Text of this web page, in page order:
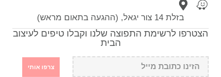
בזלת 14 צור יגאל, (ההגעה בתאום מראש)
הצטרפו לרשימת התפוצה שלנו וקבלו טיפים לעיצוב
הבית
צרפו אותי